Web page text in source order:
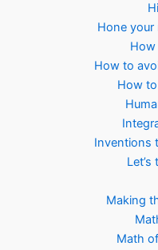
Hone your
How to
How
Inventions
Making
Math